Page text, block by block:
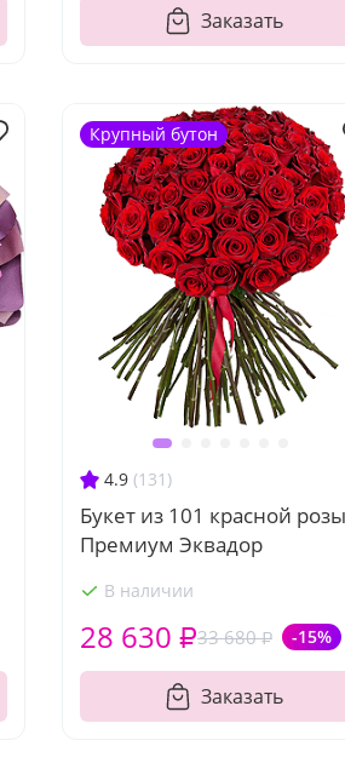
Заказать
4.9 (131)
Букет из 101 красной розы
Премиум Эквадор
В наличии
33 680 ₽ -15%
28 630 ₽
Заказать
Крупный бутон